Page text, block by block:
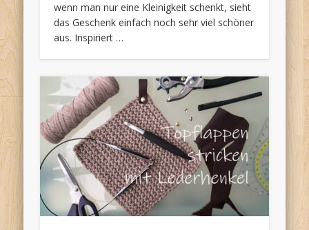
wenn man nur eine Kleinigkeit schenkt, sieht
das Geschenk einfach noch sehr viel schöner
aus. Inspiriert …